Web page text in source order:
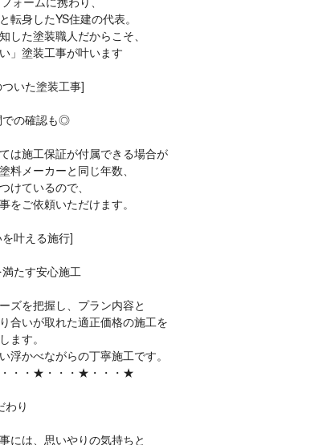
転身したYS住建の代表。
した塗装職人だからこそ、
」塗装工事が叶います
いた塗装工事]
の確認も◎
は施工保証が付属できる場合が
料メーカーと同じ年数、
けているので、
をご依頼いただけます。
叶える施行]
たす安心施工
ズを把握し、プラン内容と
合いが取れた適正価格の施工を
ます。
浮かべながらの丁寧施工です。
・・★・・・★・・・★
わり
には、思いやりの気持ちと